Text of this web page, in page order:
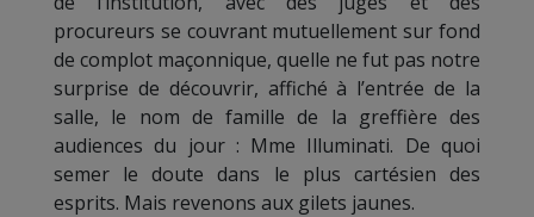
procureurs se couvrant mutuellement sur fond
de complot maçonnique, quelle ne fut pas notre
surprise de découvrir, affiché à l’entrée de la
salle, le nom de famille de la greffière des
audiences du jour : Mme Illuminati. De quoi
semer le doute dans le plus cartésien des
esprits. Mais revenons aux gilets jaunes.